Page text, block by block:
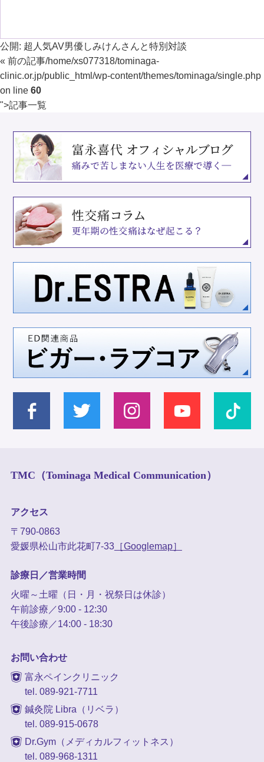
公開: 超人気AV男優しみけんさんと特別対談
« 前の記事/home/xs077318/tominaga-
clinic.or.jp/public_html/wp-content/themes/tominaga/single.php
on line 60
">記事一覧
TMC（Tominaga Medical Communication）
アクセス
〒790-0863
愛媛県松山市此花町7-33［Googlemap］
診療日／営業時間
火曜～土曜（日・月・祝祭日は休診）
午前診療／9:00 - 12:30
午後診療／14:00 - 18:30
お問い合わせ
富永ペインクリニック
tel. 089-921-7711
鍼灸院 Libra（リベラ）
tel. 089-915-0678
Dr.Gym（メディカルフィットネス）
tel. 089-968-1311